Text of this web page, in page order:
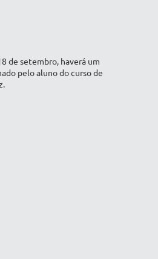
de setembro, haverá um
pelo aluno do curso de